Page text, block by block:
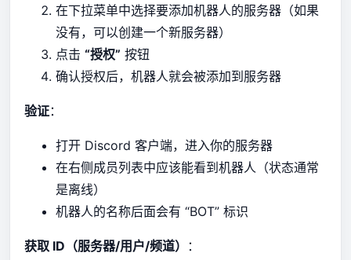
在下拉菜单中选择要添加机器人的服务器（如果
没有，可以创建一个新服务器）
点击 “授权” 按钮
确认授权后，机器人就会被添加到服务器
验证：
打开 Discord 客户端，进入你的服务器
在右侧成员列表中应该能看到机器人（状态通常
是离线）
机器人的名称后面会有 “BOT” 标识
获取 ID（服务器/用户/频道） ：